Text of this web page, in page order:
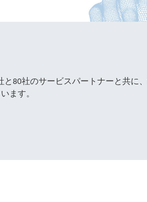
と80社のサービスパートナーと共に
ます。